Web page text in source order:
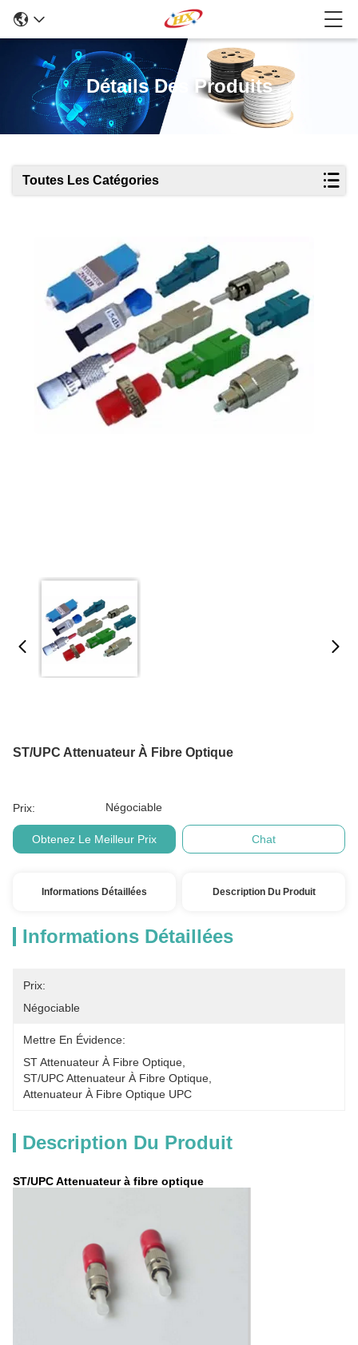
Détails Des Produits
Toutes Les Catégories
ST/UPC Attenuateur À Fibre Optique
Prix: Négociable
Obtenez Le Meilleur Prix Chat
Informations Détaillées Description Du Produit
Informations Détaillées
Prix:
Négociable
Mettre En Évidence:
ST Attenuateur À Fibre Optique
ST/UPC Attenuateur À Fibre Optique
Attenuateur À Fibre Optique UPC
Description Du Produit
ST/UPC Attenuateur à fibre optique